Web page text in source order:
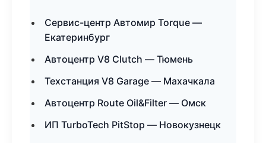
Сервис-центр Автомир Torque —
Екатеринбург
Автоцентр V8 Clutch — Тюмень
Техстанция V8 Garage — Махачкала
Автоцентр Route Oil&Filter — Омск
ИП TurboTech PitStop — Новокузнецк